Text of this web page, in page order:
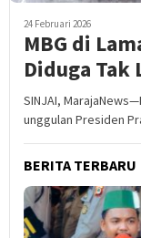
24 Februari 2026
MBG di
Diduga Tak
SINJAI,
unggulan Presiden
BERITA TERBARU